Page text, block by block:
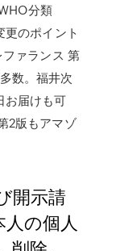
分類
更のポイント
ァランス 第
数。福井次
お届けも可
2版もアマゾ
開示請
の個人